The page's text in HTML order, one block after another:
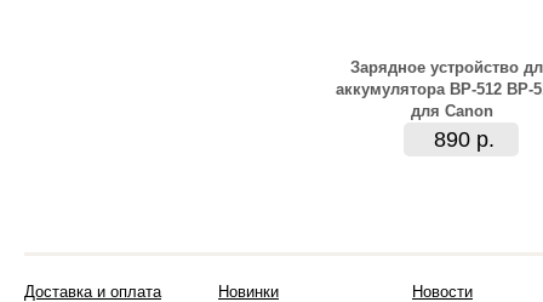
Зарядное устройство
аккумулятора BP-512 BP-
для Canon
890 р.
Доставка и оплата
Новинки
Новости